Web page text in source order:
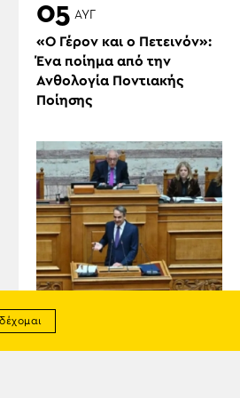
05 ΑΥΓ
«Ο Γέρον και ο Πετεινόν»:
Ένα ποίημα από την
Ανθολογία Ποντιακής
Ποίησης
05